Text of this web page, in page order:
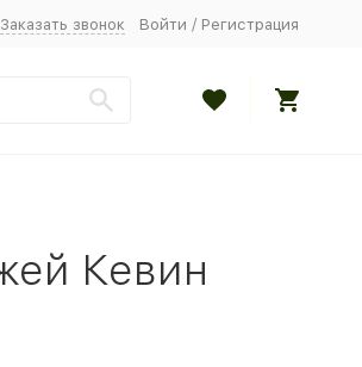
Заказать звонок Войти / Регистрация
Кевин